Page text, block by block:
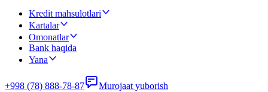
Kredit mahsulotlari
Kartalar
Omonatlar
Bank haqida
Yana
+998 (78) 888-78-87 Murojaat yuborish